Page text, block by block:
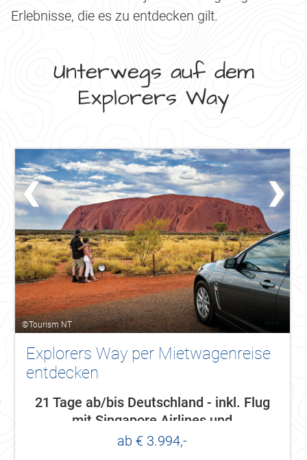
Erlebnisse, die es zu entdecken gilt.
Unterwegs auf dem
Explorers Way
©Tourism NT
Explorers Way per Mietwagenreise
entdecken
21 Tage ab/bis Deutschland - inkl. Flug
mit Singapore Airlines und
Mietwagenreise ab Adelaide bis Darwin
ab € 3.994,-
‹ ›